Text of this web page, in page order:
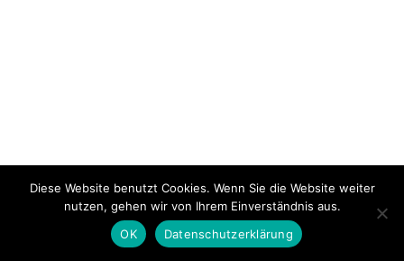
Diese Website benutzt Cookies. Wenn Sie die Website weiter
nutzen, gehen wir von Ihrem Einverständnis aus.
OK
Datenschutzerklärung